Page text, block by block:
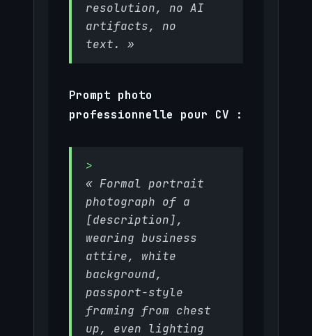
resolution, no AI
artifacts, no
text. »
Prompt photo
professionnelle pour CV :
« Formal portrait
photograph of a
[description],
wearing business
attire, white
background,
passport-style
framing from chest
up, even lighting